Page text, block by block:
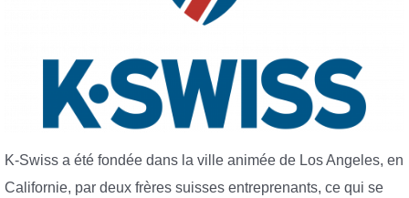
K-Swiss a été fondée dans la ville animée de Los Angeles, en
Californie, par deux frères suisses entreprenants, ce qui se